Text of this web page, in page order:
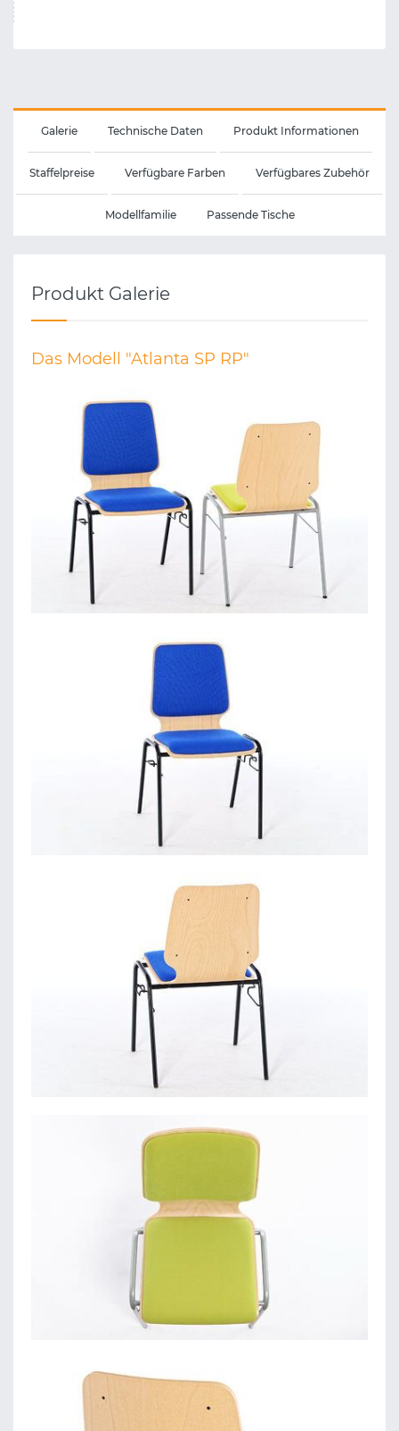
Galerie Technische Daten Produkt Informationen
Staffelpreise Verfügbare Farben Verfügbares Zubehör
Modellfamilie Passende Tische
Produkt Galerie
Das Modell "Atlanta SP RP"